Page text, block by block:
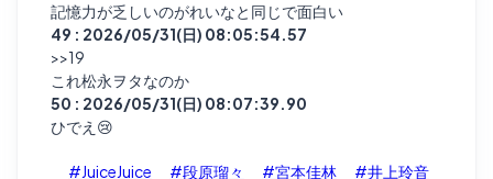
記憶力が乏しいのがれいなと同じで面白い
49 : 2026/05/31(日) 08:05:54.57
>>19
これ松永ヲタなのか
50 : 2026/05/31(日) 08:07:39.90
ひでえ😢
#JuiceJuice #段原瑠々 #宮本佳林 #井上玲音